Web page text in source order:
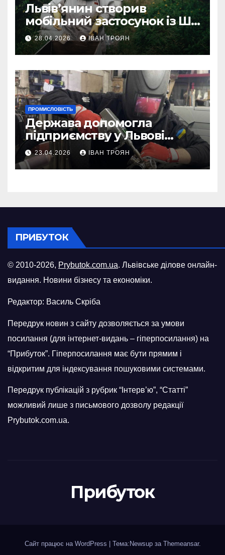
Львів’янин створив
мобільний застосунок із ШІ-
асистентом для бджолярів
28.04.2026 ІВАН ТРОЯН
ПРОМИСЛОВІСТЬ
Держава допомогла
підприємству у Львові
відновити виробничі
потужності після атаки
російського БПЛА
23.04.2026 ІВАН ТРОЯН
ПРИБУТОК
© 2010-2026, Prybutok.com.ua. Львівське ділове онлайн-
видання. Новини бізнесу та економіки.
Редактор: Василь Скріба
Передрук новин з сайту дозволяється за умови
посилання (для інтернет-видань – гіперпосилання) на
“Прибуток”. Гіперпосилання має бути прямим і
відкритим для індексування пошуковими системами.
Передрук публікацій з рубрик “Інтерв’ю”, “Статті”
можливий лише з письмового дозволу редакції
Prybutok.com.ua.
Прибуток
Сайт працює на WordPress Тема:Newsup за Themeansar.